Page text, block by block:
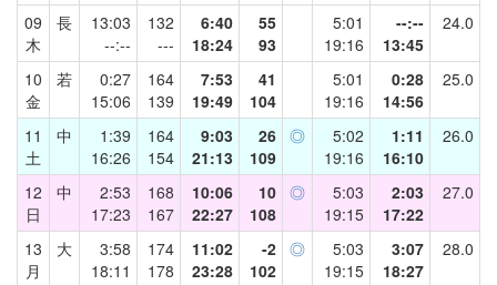
09
木
長
13:03
--:--
132
---
6:40
18:24
55
93
5:01
19:16
--:--
13:45
24.0
10
金
若
0:27
15:06
164
139
7:53
19:49
41
104
5:01
19:16
0:28
14:56
25.0
11
土
中
1:39
16:26
164
154
9:03
21:13
26
109
◎
5:02
19:16
1:11
16:10
26.0
12
日
中
2:53
17:23
168
167
10:06
22:27
10
108
◎
5:03
19:15
2:03
17:22
27.0
13
月
大
3:58
18:11
174
178
11:02
23:28
-2
102
◎
5:03
19:15
3:07
18:27
28.0